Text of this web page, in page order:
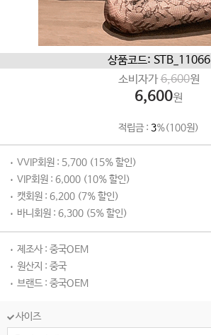
상품코드: STB_11066
소비자가6,600원
6,600원
적립금 : 3%(100원)
VVIP회원 : 5,700 (15% 할인)
VIP회원 : 6,000 (10% 할인)
캣회원 : 6,200 (7% 할인)
바니회원 : 6,300 (5% 할인)
제조사 : 중국OEM
원산지 : 중국
브랜드 : 중국OEM
사이즈